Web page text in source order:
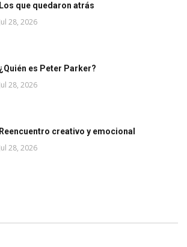
Los que quedaron atrás
Jul 28, 2026
¿Quién es Peter Parker?
Jul 28, 2026
Reencuentro creativo y emocional
Jul 28, 2026